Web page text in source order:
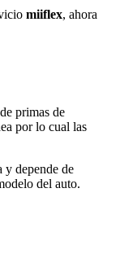
miiflex, ahora
primas de
por lo cual las
y depende de
del auto.